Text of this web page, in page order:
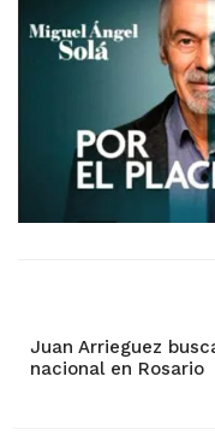
Juan Arrieguez
nacional en Rosario